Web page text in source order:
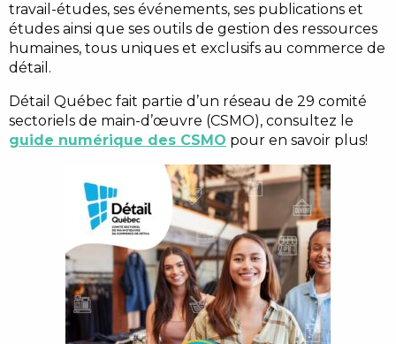
travail-études, ses événements, ses publications et
études ainsi que ses outils de gestion des ressources
humaines, tous uniques et exclusifs au commerce de
détail.
Détail Québec fait partie d’un réseau de 29 comité
sectoriels de main-d’œuvre (CSMO), consultez le
guide numérique des CSMO pour en savoir plus!